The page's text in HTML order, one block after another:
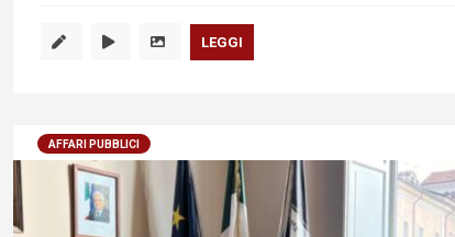
LEGGI
AFFARI PUBBLICI